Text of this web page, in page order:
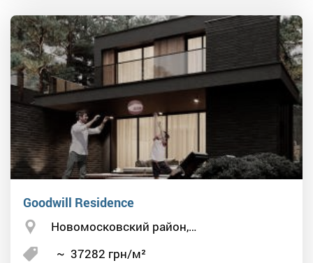
Goodwill Residence
Новомосковский район,…
~ 37282 грн/м²